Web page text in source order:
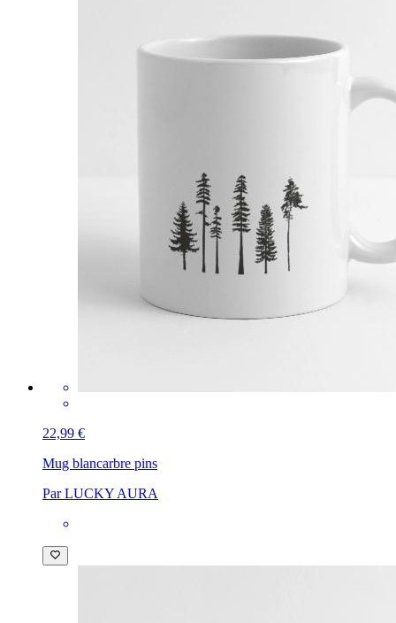
22,99 €
Mug blancarbre pins
Par LUCKY AURA